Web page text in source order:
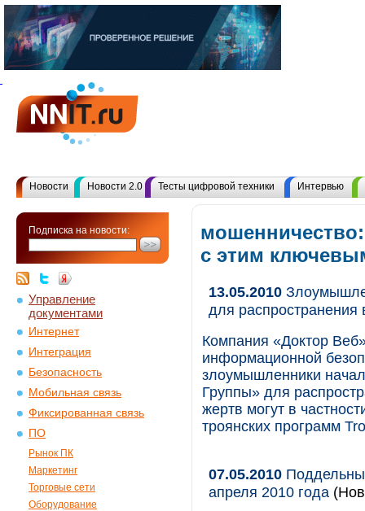
Новости Новости 2.0 Тесты цифровой техники Интервью
Подписка на новости:
Управление
документами
Интернет
Интеграция
Безопасность
Мобильная связь
Фиксированная связь
ПО
Рынок ПК
Маркетинг
Торговые сети
Оборудование
с этим
13.05.2010
для распространения
Компания «Доктор
информационной
злоумышленники
Группы» для
жертв могут в
троянских программ
07.05.2010
апреля 2010 года